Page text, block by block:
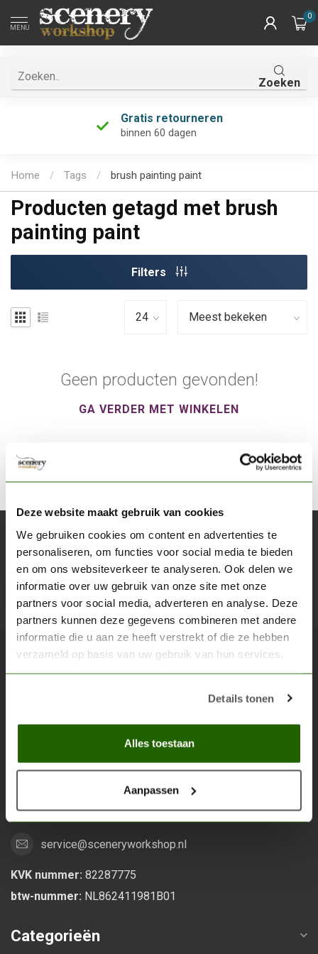
Deze website maakt gebruik van cookies
We gebruiken cookies om content en advertenties te
personaliseren, om functies voor social media te bieden
en om ons websiteverkeer te analyseren. Ook delen we
informatie over uw gebruik van onze site met onze
partners voor social media, adverteren en analyse. Deze
partners kunnen deze gegevens combineren met andere
informatie die u aan ze heeft verstrekt of die ze hebben
verzameld op basis van uw gebruik van hun services.
Details tonen
Alles toestaan
Aanpassen
MENU
0
Zoeken
Gratis retourneren
binnen 60 dagen
Home / Tags / brush painting paint
Producten getagd met brush
painting paint
Filters
Geen producten gevonden!
GA VERDER MET WINKELEN
Abonneer je op onze nieuwsbrief
Blijf op de hoogte over onze laatste acties
Scenery Workshop BV
Alles voor je miniature wargaming en scenery
6533 KK Nijmegen
Nederland
service@sceneryworkshop.nl
KVK nummer: 82287775
btw-nummer: NL862411981B01
Categorieën